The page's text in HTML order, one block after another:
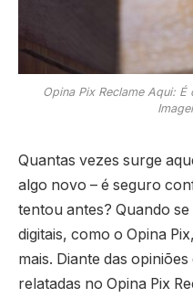
Opina Pix Reclame Aqui:
Quantas vezes surge
algo novo – é seguro
tentou antes? Quando
digitais, como o Opina
mais. Diante das
relatadas no Opina Pix